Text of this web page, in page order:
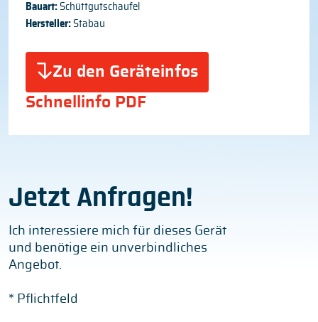
Bauart: Schüttgutschaufel
Hersteller:Stabau
Zu den Geräteinfos
Schnellinfo PDF
Jetzt Anfragen!
Ich interessiere mich für dieses Gerät
und benötige ein unverbindliches
Angebot.
* Pflichtfeld